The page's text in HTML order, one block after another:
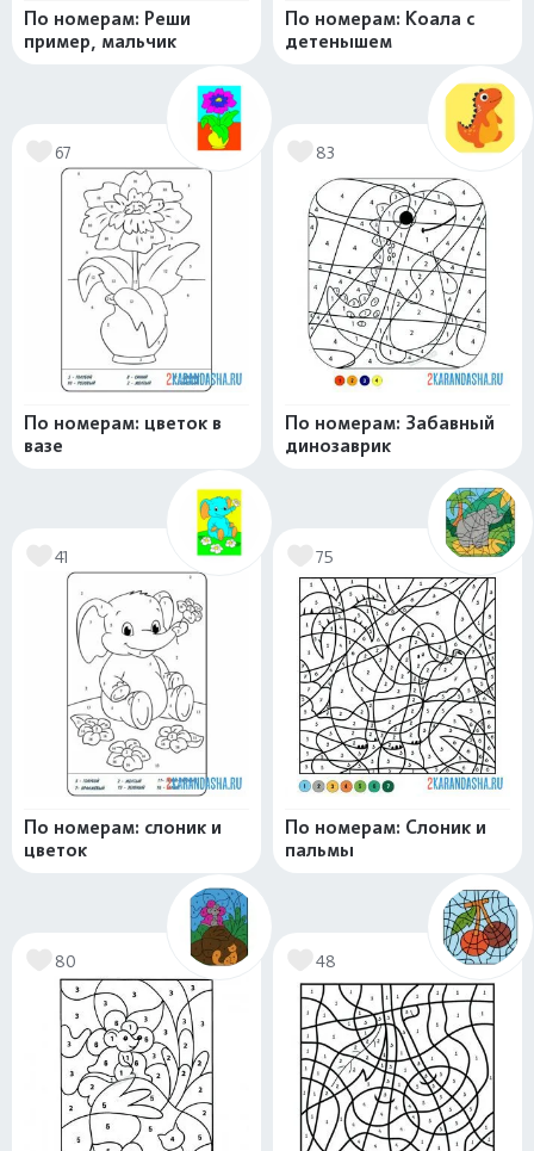
По номерам: Реши
пример, мальчик
По номерам: Коала с
детенышем
67
По номерам: цветок в
вазе
83
По номерам: Забавный
динозаврик
41
По номерам: слоник и
цветок
75
По номерам: Слоник и
пальмы
80 48